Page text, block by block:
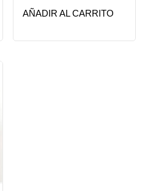
AÑADIR AL CARRITO